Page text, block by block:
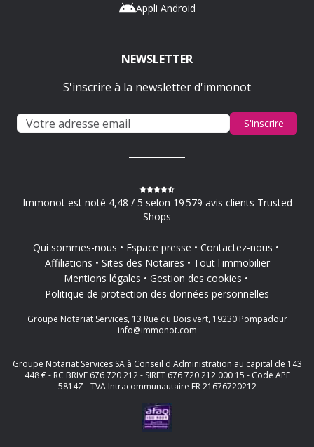
Appli Android
NEWSLETTER
S'inscrire à la newsletter d'immonot
S'inscrire
Immonot est noté 4,48 / 5 selon 19 579 avis clients Trusted
Shops
Qui sommes-nous Espace presse
Contactez-nous
Affiliations
Sites des Notaires
Tout l'immobilier
Mentions légales
Gestion des cookies
Politique de protection des données personnelles
Groupe Notariat Services, 13 Rue du Bois vert, 19230 Pompadour
info@immonot.com
Groupe Notariat Services SA à Conseil d'Administration au capital de 143
448 € - RC BRIVE 676 720 212 - SIRET 676 720 212 000 15 - Code APE
5814Z - TVA Intracommunautaire FR 21676720212